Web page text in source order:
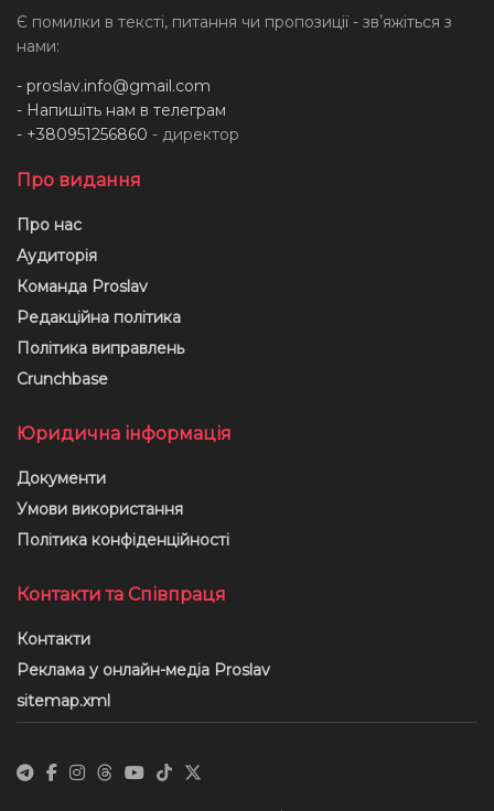
Є помилки в тексті, питання чи пропозиції - звʼяжіться з
нами:
- proslav.info@gmail.com
- Напишіть нам в телеграм
- +380951256860 - директор
Про видання
Про нас
Аудиторія
Команда Proslav
Редакційна політика
Політика виправлень
Crunchbase
Юридична інформація
Документи
Умови використання
Політика конфіденційності
Контакти та Співпраця
Контакти
Реклама у онлайн-медіа Proslav
sitemap.xml